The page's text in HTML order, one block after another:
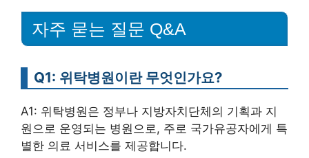
자주 묻는 질문 Q&A
Q1: 위탁병원이란 무엇인가요?
A1: 위탁병원은 정부나 지방자치단체의 기획과 지
원으로 운영되는 병원으로, 주로 국가유공자에게 특
별한 의료 서비스를 제공합니다.